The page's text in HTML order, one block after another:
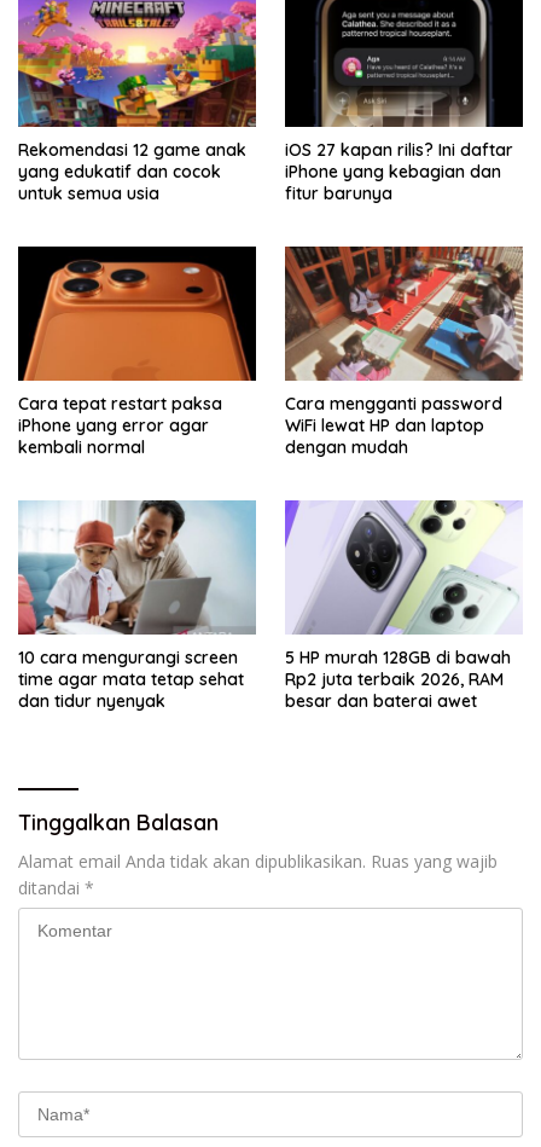
Rekomendasi 12 game anak
yang edukatif dan cocok
untuk semua usia
iOS 27 kapan rilis? Ini daftar
iPhone yang kebagian dan
fitur barunya
Cara tepat restart paksa
iPhone yang error agar
kembali normal
Cara mengganti password
WiFi lewat HP dan laptop
dengan mudah
10 cara mengurangi screen
time agar mata tetap sehat
dan tidur nyenyak
5 HP murah 128GB di bawah
Rp2 juta terbaik 2026, RAM
besar dan baterai awet
Tinggalkan Balasan
Alamat email Anda tidak akan dipublikasikan. Ruas yang wajib
ditandai *